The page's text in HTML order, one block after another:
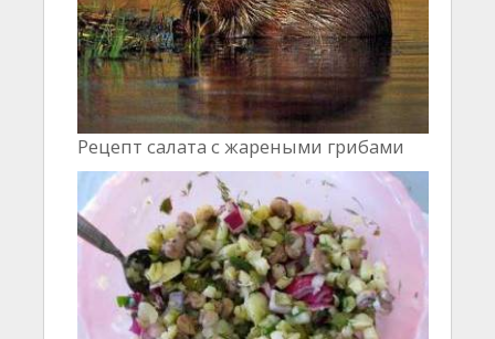
Рецепт салата с жареными грибами